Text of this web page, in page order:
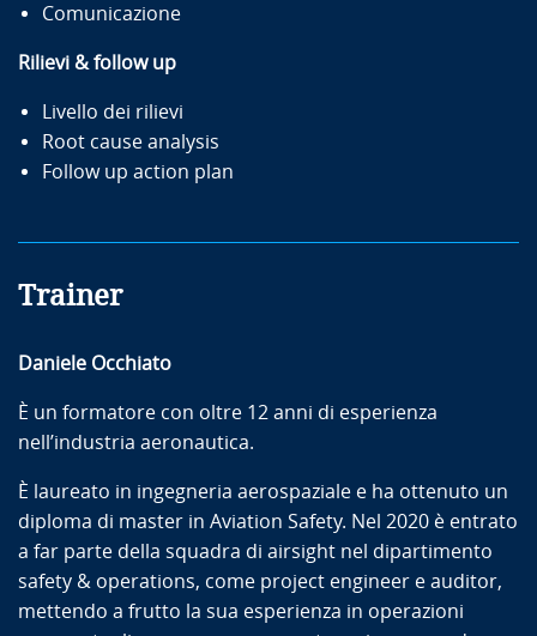
Comunicazione
Rilievi & follow up
Livello dei rilievi
Root cause analysis
Follow up action plan
Trainer
Daniele Occhiato
È un formatore con oltre 12 anni di esperienza
nell’industria aeronautica.
È laureato in ingegneria aerospaziale e ha ottenuto un
diploma di master in Aviation Safety. Nel 2020 è entrato
a far parte della squadra di airsight nel dipartimento
safety & operations, come project engineer e auditor,
mettendo a frutto la sua esperienza in operazioni